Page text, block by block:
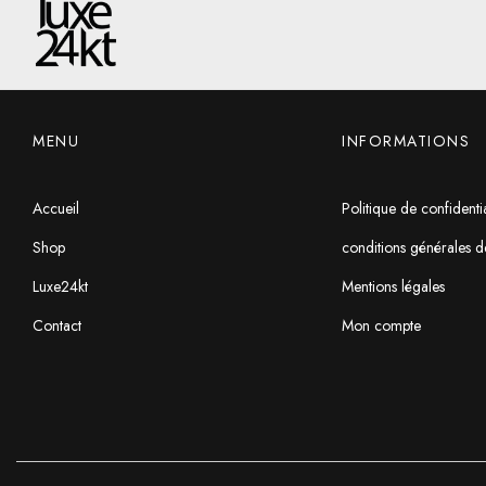
MENU
Accueil
Shop
Luxe24kt
Contact
INFORMATIONS
Politique de
conditions générales
Mentions légales
Mon compte